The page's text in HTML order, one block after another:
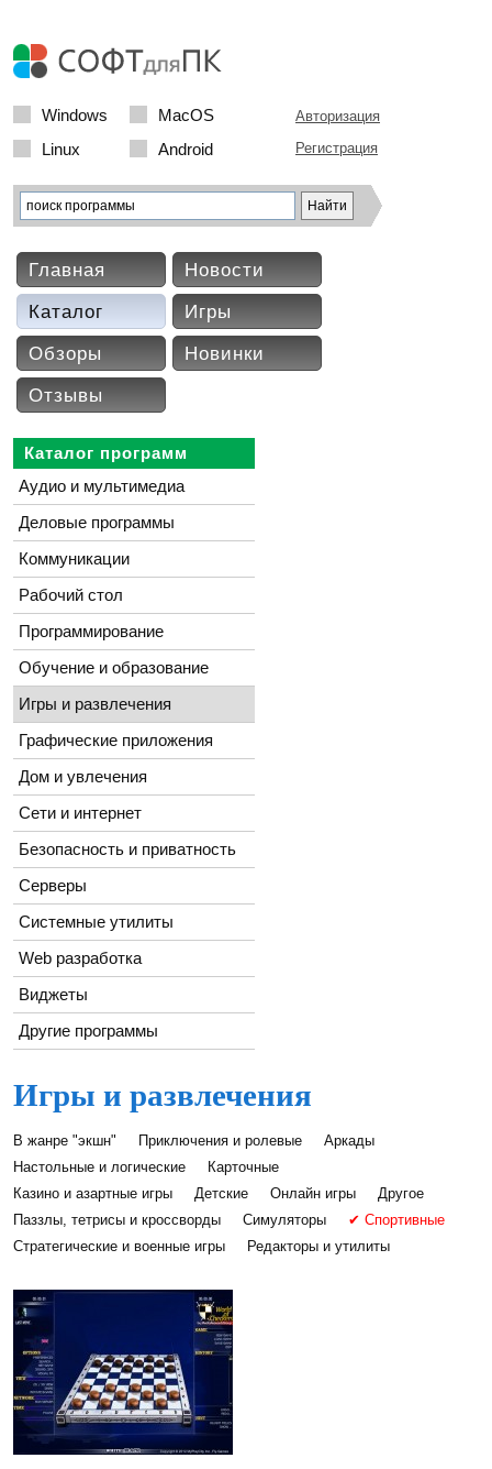
Windows
MacOS
Linux
Android
Авторизация
Регистрация
Главная
Новости
Каталог
Игры
Обзоры
Новинки
Отзывы
Каталог программ
Аудио и мультимедиа
Деловые программы
Коммуникации
Рабочий стол
Программирование
Обучение и образование
Игры и развлечения
Графические приложения
Дом и увлечения
Сети и интернет
Безопасность и приватность
Серверы
Системные утилиты
Web разработка
Виджеты
Другие программы
Игры и развлечения
В жанре "экшн" Приключения и ролевые
Аркады
Настольные и логические
Карточные
Казино и азартные игры
Детские Онлайн игры
Другое
Паззлы, тетрисы и кроссворды
Симуляторы
✔ Спортивные
Стратегические и военные игры
Редакторы и утилиты